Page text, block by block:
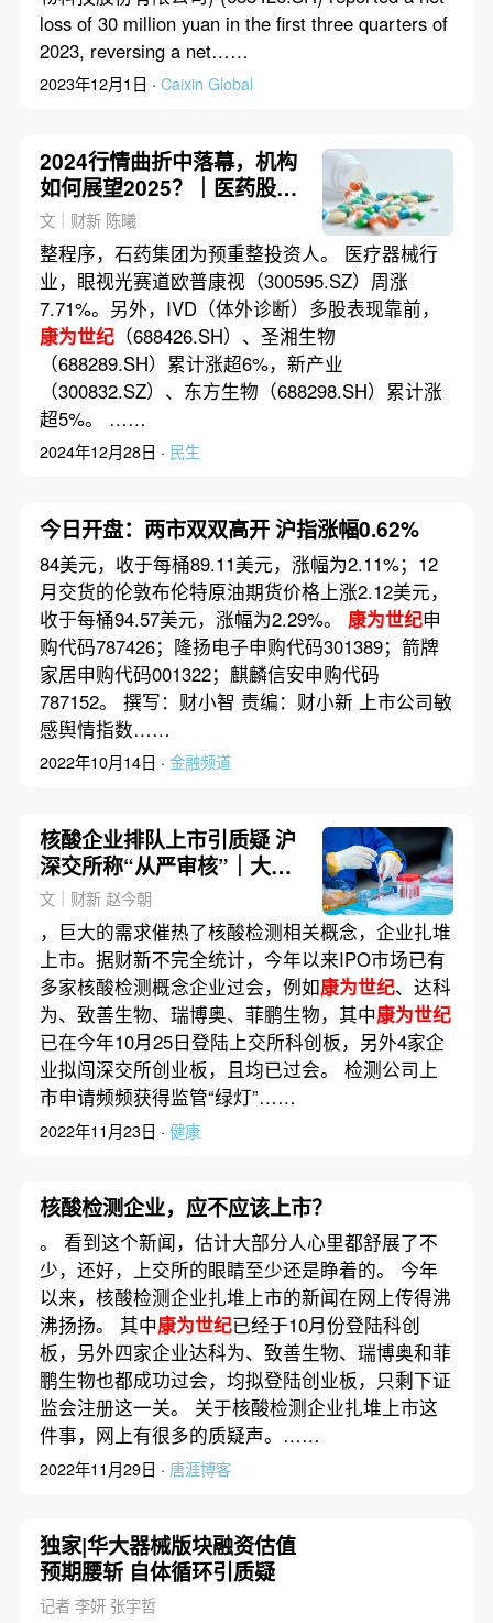
loss of 30 million yuan in the first three quarters of
2023, reversing a net……
2023年12月1日 · Caixin Global
2024行情曲折中落幕，机构
如何展望2025？｜医药股周
报
文｜财新 陈曦
整程序，石药集团为预重整投资人。 医疗器械行
业，眼视光赛道欧普康视（300595.SZ）周涨
7.71%。另外，IVD（体外诊断）多股表现靠前，
康为世纪（688426.SH）、圣湘生物
（688289.SH）累计涨超6%，新产业
（300832.SZ）、东方生物（688298.SH）累计涨
超5%。 ……
2024年12月28日 · 民生
今日开盘：两市双双高开 沪指涨幅0.62%
84美元，收于每桶89.11美元，涨幅为2.11%；12
月交货的伦敦布伦特原油期货价格上涨2.12美元，
收于每桶94.57美元，涨幅为2.29%。 康为世纪申
购代码787426；隆扬电子申购代码301389；箭牌
家居申购代码001322；麒麟信安申购代码
787152。 撰写：财小智 责编：财小新 上市公司敏
感舆情指数……
2022年10月14日 · 金融频道
核酸企业排队上市引质疑 沪
深交所称“从严审核”｜大流
行手记（11月22日）
文｜财新 赵今朝
，巨大的需求催热了核酸检测相关概念，企业扎堆
上市。据财新不完全统计，今年以来IPO市场已有
多家核酸检测概念企业过会，例如康为世纪、达科
为、致善生物、瑞博奥、菲鹏生物，其中康为世纪
已在今年10月25日登陆上交所科创板，另外4家企
业拟闯深交所创业板，且均已过会。 检测公司上
市申请频频获得监管“绿灯”……
2022年11月23日 · 健康
核酸检测企业，应不应该上市？
。 看到这个新闻，估计大部分人心里都舒展了不
少，还好，上交所的眼睛至少还是睁着的。 今年
以来，核酸检测企业扎堆上市的新闻在网上传得沸
沸扬扬。 其中康为世纪已经于10月份登陆科创
板，另外四家企业达科为、致善生物、瑞博奥和菲
鹏生物也都成功过会，均拟登陆创业板，只剩下证
监会注册这一关。 关于核酸检测企业扎堆上市这
件事，网上有很多的质疑声。……
2022年11月29日 · 唐涯博客
独家|华大器械版块融资估值
预期腰斩 自体循环引质疑
记者 李妍 张宇哲